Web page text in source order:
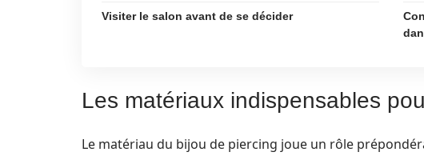
Visiter le salon avant de se décider
Les matériaux indispensables
Le matériau du bijou de piercing joue un rôle